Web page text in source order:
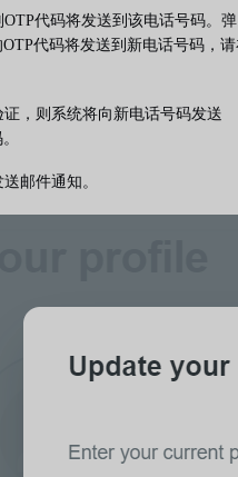
代码将发送到该电话号码。弹
代码将发送到新电话号码，
，则系统将向新电话号码发送
邮件通知。